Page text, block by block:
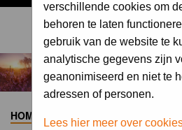
verschillende cookies om
behoren te laten
gebruik van de website te
analytische gegevens zijn
geanonimiseerd en niet te
adressen of personen.
Lees hier meer over
HOME > ALBUM